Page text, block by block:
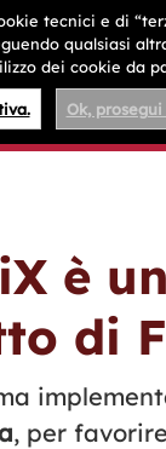
tecnici e di
qualsiasi
dei cookie da
Ok,
è un
di
, per